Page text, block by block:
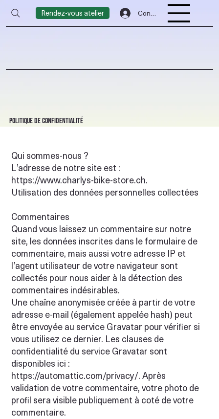
Rendez-vous atelier Connexion
Politique de confidentialité
Qui sommes-nous ?
L’adresse de notre site est :
https://www.charlys-bike-store.ch.
Utilisation des données personnelles collectées
Commentaires
Quand vous laissez un commentaire sur notre
site, les données inscrites dans le formulaire de
commentaire, mais aussi votre adresse IP et
l’agent utilisateur de votre navigateur sont
collectés pour nous aider à la détection des
commentaires indésirables.
Une chaîne anonymisée créée à partir de votre
adresse e-mail (également appelée hash) peut
être envoyée au service Gravatar pour vérifier si
vous utilisez ce dernier. Les clauses de
confidentialité du service Gravatar sont
disponibles ici :
https://automattic.com/privacy/.Après
validation de votre commentaire, votre photo de
profil sera visible publiquement à coté de votre
commentaire.